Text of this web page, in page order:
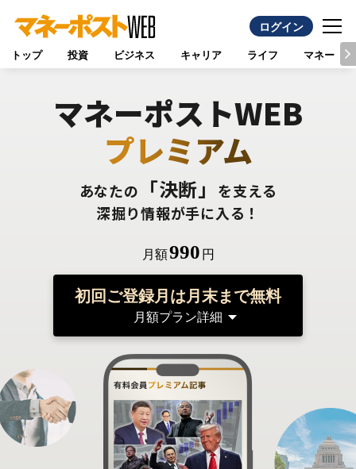
ログイン
トップ 投資 ビジネス キャリア ライフ マネー
マネーポストWEB
プレミアム
あなたの 「決断」
を支える
深掘り情報が手に入る！
月額990 円
初回ご登録月は月末まで無料
月額プラン詳細